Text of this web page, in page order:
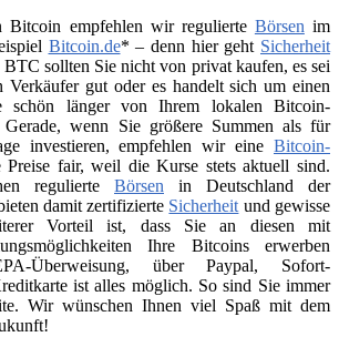
Bitcoin empfehlen wir regulierte Börsen im
Bitcoin.de* – denn hier geht Sicherheit
sollten Sie nicht von privat kaufen, es sei
Verkäufer gut oder es handelt sich um einen
schön länger von Ihrem lokalen Bitcoin-
Gerade, wenn Sie größere Summen als für
investieren, empfehlen wir eine Bitcoin-
fair, weil die Kurse stets aktuell sind.
regulierte Börsen in Deutschland der
damit zertifizierte Sicherheit und gewisse
Vorteil ist, dass Sie an diesen mit
Ihre Bitcoins erwerben
Überweisung, über Paypal, Sofort-
ist alles möglich. So sind Sie immer
Wir wünschen Ihnen viel Spaß mit dem